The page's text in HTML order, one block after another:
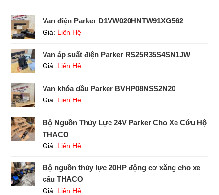
Van điện Parker D1VW020HNTW91XG562
Giá: Liên Hệ
Van áp suất điện Parker RS25R35S4SN1JW
Giá: Liên Hệ
Van khóa dầu Parker BVHP08NSS2N20
Giá: Liên Hệ
Bộ Nguồn Thủy Lực 24V Parker Cho Xe Cứu Hộ
THACO
Giá: Liên Hệ
Bộ nguồn thủy lực 20HP động cơ xăng cho xe
cẩu THACO
Giá: Liên Hệ